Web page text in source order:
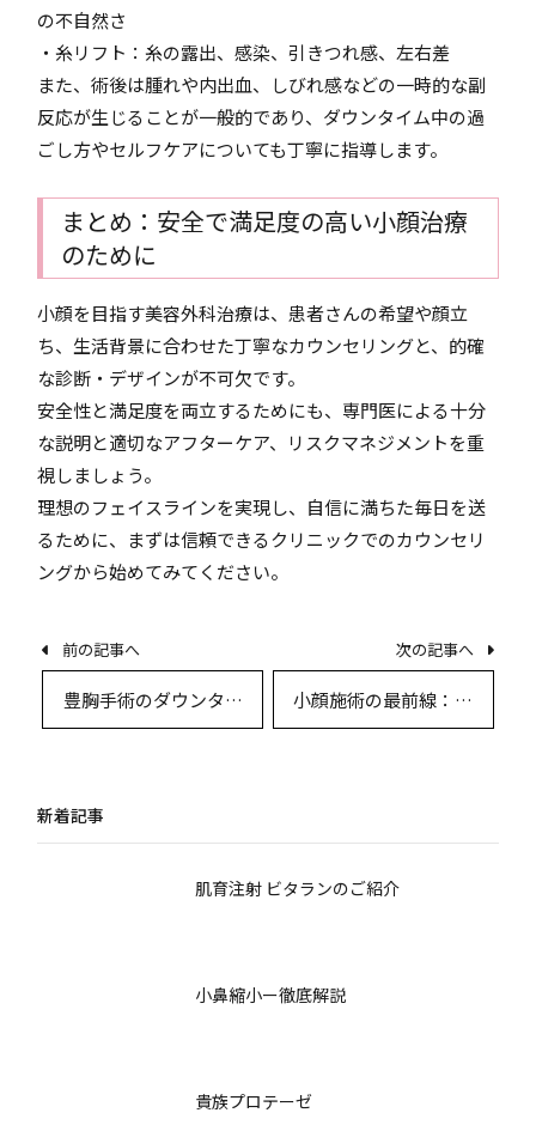
の不自然さ
・糸リフト：糸の露出、感染、引きつれ感、左右差
また、術後は腫れや内出血、しびれ感などの一時的な副
反応が生じることが一般的であり、ダウンタイム中の過
ごし方やセルフケアについても丁寧に指導します。
まとめ：安全で満足度の高い小顔治療
のために
小顔を目指す美容外科治療は、患者さんの希望や顔立
ち、生活背景に合わせた丁寧なカウンセリングと、的確
な診断・デザインが不可欠です。
安全性と満足度を両立するためにも、専門医による十分
な説明と適切なアフターケア、リスクマネジメントを重
視しましょう。
理想のフェイスラインを実現し、自信に満ちた毎日を送
るために、まずは信頼できるクリニックでのカウンセリ
ングから始めてみてください。
前の記事へ
豊胸手術のダウンタイ
ムと回復期間を徹底解
次の記事へ
小顔施術の最前線：フ
ェイスリフト、脂肪溶
新着記事
肌育注射 ビタランのご紹介
小鼻縮小ー徹底解説
貴族プロテーゼ